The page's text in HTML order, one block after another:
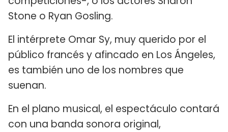
Stone o Ryan Gosling.
El intérprete Omar Sy, muy querido por el
público francés y afincado en Los Ángeles,
es también uno de los nombres que
suenan.
En el plano musical, el espectáculo contará
con una banda sonora original,